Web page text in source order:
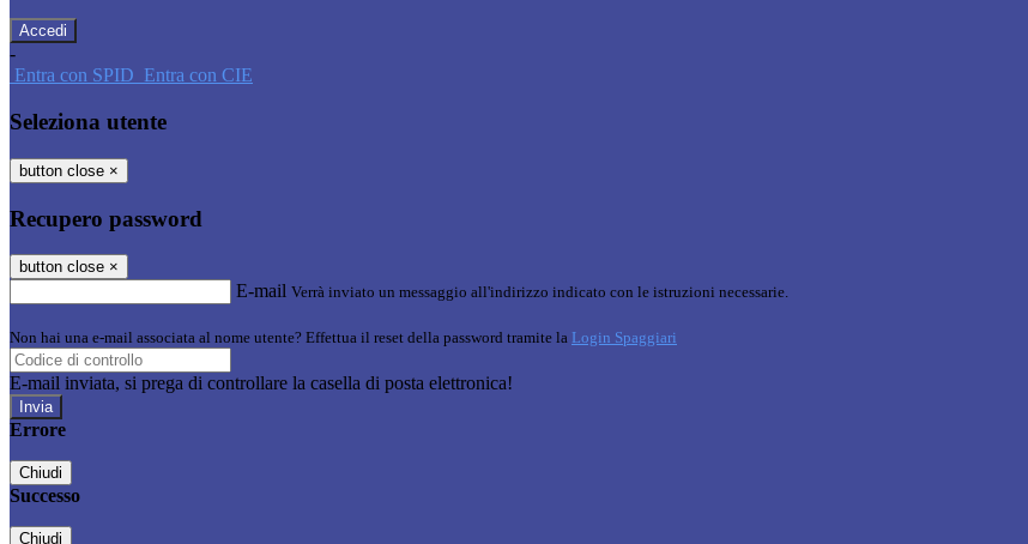
-
Entra con SPID Entra con CIE
Seleziona utente
button close ×
Recupero password
button close ×
E-mail Verrà inviato un messaggio all'indirizzo indicato con le istruzioni necessarie.
Non hai una e-mail associata al nome utente? Effettua il reset della password tramite la Login Spaggiari
E-mail inviata, si prega di controllare la casella di posta elettronica!
Errore
Chiudi
Successo
Chiudi